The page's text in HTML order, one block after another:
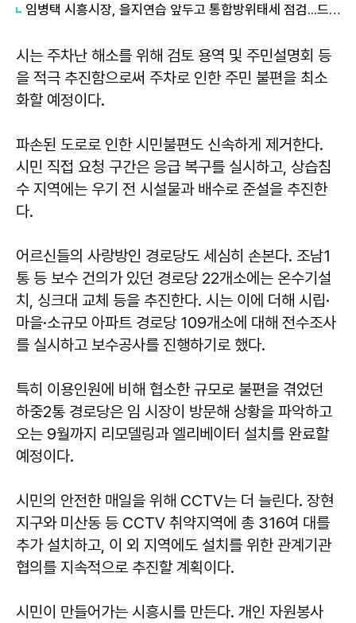
임병택 시흥시장, 을지연습 앞두고 통합방위태세 점검...드론 대응 역량 강화
시는 주차난 해소를 위해 검토 용역 및 주민설명회 등
을 적극 추진함으로써 주차로 인한 주민 불편을 최소
화할 예정이다.
파손된 도로로 인한 시민불편도 신속하게 제거한다.
시민 직접 요청 구간은 응급 복구를 실시하고, 상습침
수 지역에는 우기 전 시설물과 배수로 준설을 추진한
다.
어르신들의 사랑방인 경로당도 세심히 손본다. 조남1
통 등 보수 건의가 있던 경로당 22개소에는 온수기설
치, 싱크대 교체 등을 추진한다. 시는 이에 더해 시립·
마을·소규모 아파트 경로당 109개소에 대해 전수조사
를 실시하고 보수공사를 진행하기로 했다.
특히 이용인원에 비해 협소한 규모로 불편을 겪었던
하중2통 경로당은 임 시장이 방문해 상황을 파악하고
오는 9월까지 리모델링과 엘리베이터 설치를 완료할
예정이다.
시민의 안전한 매일을 위해 CCTV는 더 늘린다. 장현
지구와 미산동 등 CCTV 취약지역에 총 316여 대를
추가 설치하고, 이 외 지역에도 설치를 위한 관계기관
협의를 지속적으로 추진할 계획이다.
시민이 만들어가는 시흥시를 만든다. 개인 자원봉사